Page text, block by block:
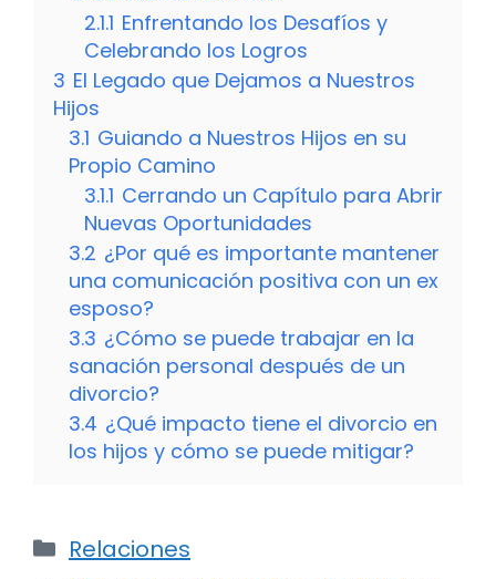
2.1.1 Enfrentando los Desafíos y
Celebrando los Logros
3 El Legado que Dejamos a Nuestros
Hijos
3.1 Guiando a Nuestros Hijos en su
Propio Camino
3.1.1 Cerrando un Capítulo para Abrir
Nuevas Oportunidades
3.2 ¿Por qué es importante mantener
una comunicación positiva con un ex
esposo?
3.3 ¿Cómo se puede trabajar en la
sanación personal después de un
divorcio?
3.4 ¿Qué impacto tiene el divorcio en
los hijos y cómo se puede mitigar?
Categorías
Relaciones